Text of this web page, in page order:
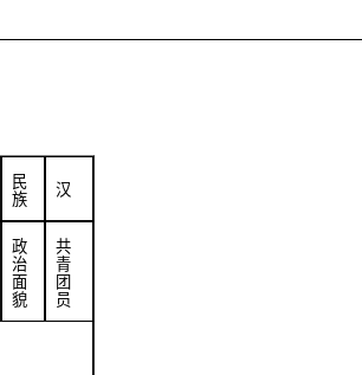
民
族
汉
政
治
面
貌
共
青
团
员